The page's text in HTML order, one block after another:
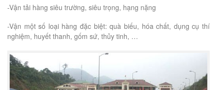
-Vận tải hàng siêu trường, siêu trọng, hạng nặng
-Vận một số loại hàng đặc biệt: quà biếu, hóa chất, dụng cụ thí
nghiệm, huyết thanh, gốm sứ, thủy tinh, …